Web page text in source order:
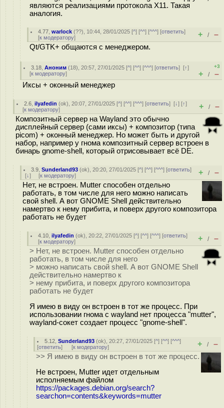
являются реализациями протокола X11. Такая
аналогия.
4.77 ,warlock (??), 10:44, 28/01/2025 [^] [^^] [^^^] [ответить]
[к модератору] + / –
Qt/GTK+ общаются с менеджером.
3.18 ,Аноним (18), 20:57, 27/01/2025 [^] [^^] [^^^] [ответить][↑]
[к модератору]
+3
+ / –
Иксы + оконный менеджер
2.6 ,ilyafedin (ok), 20:07, 27/01/2025 [^] [^^] [^^^] [ответить][↓] [↑]
[к модератору] + / –
Композитный сервер на Wayland это обычно
дисплейный сервер (сами иксы) + композитор (типа
picom) + оконный менеджер. Но может быть и другой
набор, например у гнома композитный сервер встроен в
бинарь gnome-shell, который отрисовывает всё DE.
3.9 ,Sunderland93 (ok), 20:20, 27/01/2025 [^] [^^] [^^^] [ответить]
[↓] [к модератору] + / –
Нет, не встроен. Mutter способен отдельно
работать, в том числе для него можно написать
свой shell. А вот GNOME Shell действительно
намертво к нему прибита, и поверх другого композитора
работать не будет
4.10 ,ilyafedin (ok), 20:22, 27/01/2025 [^] [^^] [^^^] [ответить]
[к модератору] + / –
> Нет, не встроен. Mutter способен отдельно
работать, в том числе для него
> можно написать свой shell. А вот GNOME Shell
действительно намертво к
> нему прибита, и поверх другого композитора
работать не будет
Я имею в виду он встроен в тот же процесс. При
использовании гнома с wayland нет процесса "mutter",
wayland-сокет создает процесс "gnome-shell".
5.12 ,Sunderland93 (ok), 20:27, 27/01/2025 [^] [^^] [^^^]
[ответить] [к модератору] + / –
>> Я имею в виду он встроен в тот же процесс.
Не встроен, Mutter идет отдельным
исполняемым файлом
https://packages.debian.org/search?
searchon=contents&keywords=mutter